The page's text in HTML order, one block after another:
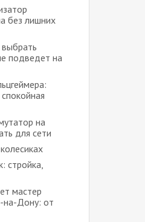
без лишних
подведет на
на
для сети
стройка,
мастер
на-Дону: от